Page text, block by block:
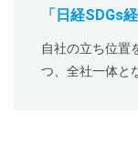
「日経SDGs
自社の立ち位置
つ、全社一体と